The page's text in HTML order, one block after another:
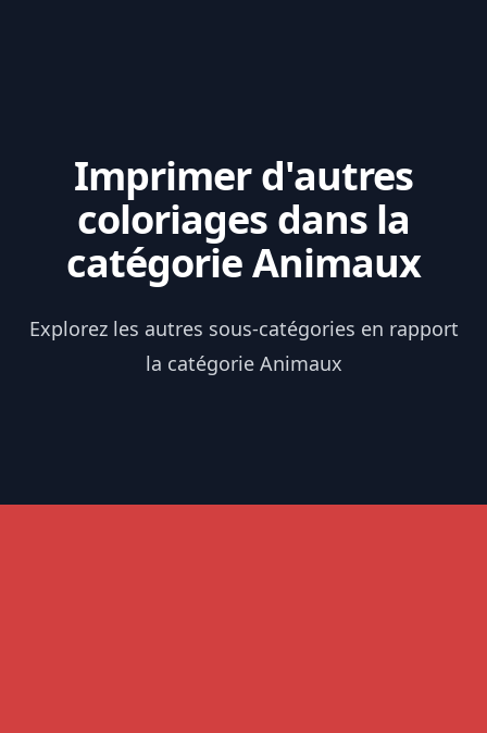
Imprimer d'autres
coloriages dans la
catégorie Animaux
Explorez les autres sous-catégories en rapport
la catégorie Animaux